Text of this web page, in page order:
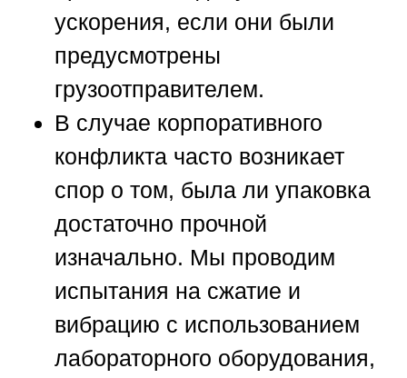
ускорения, если они были
предусмотрены
грузоотправителем.
В случае корпоративного
конфликта часто возникает
спор о том, была ли упаковка
достаточно прочной
изначально. Мы проводим
испытания на сжатие и
вибрацию с использованием
лабораторного оборудования,